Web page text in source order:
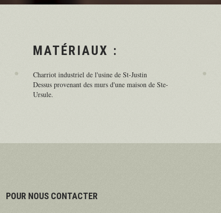
MATÉRIAUX :
Charriot industriel de l'usine de St-Justin
Dessus provenant des murs d'une maison de Ste-
Ursule.
POUR NOUS CONTACTER